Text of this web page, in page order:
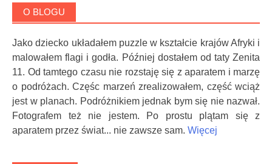
O BLOGU
Jako dziecko układałem puzzle w kształcie krajów Afryki i
malowałem flagi i godła. Później dostałem od taty Zenita
11. Od tamtego czasu nie rozstaję się z aparatem i marzę
o podróżach. Częśc marzeń zrealizowałem, część wciąż
jest w planach. Podróżnikiem jednak bym się nie nazwał.
Fotografem też nie jestem. Po prostu plątam się z
aparatem przez świat... nie zawsze sam. Więcej